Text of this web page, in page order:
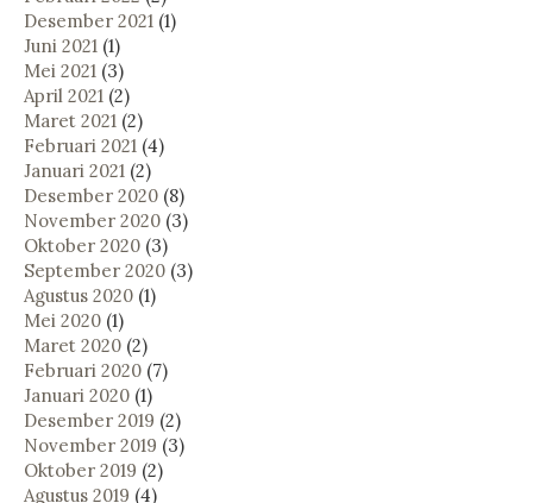
Desember 2021 (1)
Juni 2021 (1)
Mei 2021 (3)
April 2021 (2)
Maret 2021 (2)
Februari 2021 (4)
Januari 2021 (2)
Desember 2020 (8)
November 2020 (3)
Oktober 2020 (3)
September 2020 (3)
Agustus 2020 (1)
Mei 2020 (1)
Maret 2020 (2)
Februari 2020 (7)
Januari 2020 (1)
Desember 2019 (2)
November 2019 (3)
Oktober 2019 (2)
Agustus 2019 (4)